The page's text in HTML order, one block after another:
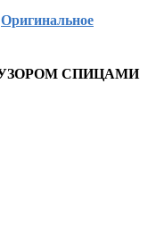
Оригинальное
СПИЦАМИ